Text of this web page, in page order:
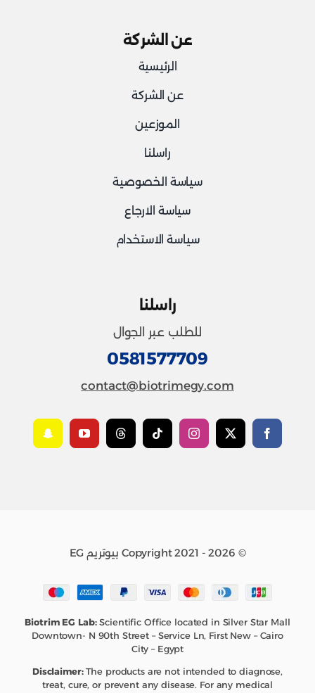
عن الشركة
الرئيسية
عن الشركة
الموزعين
راسلنا
سياسة الخصوصية
سياسة الارجاع
سياسة الاستخدام
راسلنا
للطلب عبر الجوال
0581577709
contact@biotrimegy.com
© Copyright 2021 - 2026 بيوتريم EG
Biotrim EG Lab:Scientific Office located in Silver Star Mall
Downtown- N 90th Street – Service Ln, First New – Cairo
City – Egypt
Disclaimer:The products are not intended to diagnose,
treat, cure, or prevent any disease. For any medical